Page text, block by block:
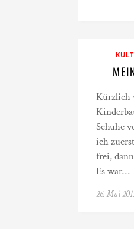
Kürzlich
Schuhe
ich
frei,
Es war…
26. Mai